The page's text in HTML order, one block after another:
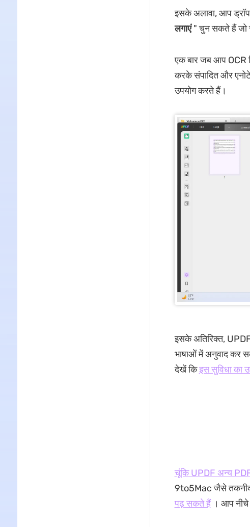
इसके अलावा, आप
लगाएं" चुन सकते हैं जो
एक बार जब आप OCR
करके संपादित और
उपयोग करते हैं।
इसके अतिरिक्त,
भाषाओं में अनुवाद कर
देखें किइस सुविधा का
चूंकि UPDF अन्य
9to5Mac जैसे
पढ़ सकते हैं। आप नीचे